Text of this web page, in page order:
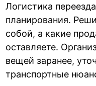
Логистика
планирования.
собой, а какие
оставляете.
вещей заранее,
транспортные